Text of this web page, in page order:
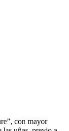
con mayor